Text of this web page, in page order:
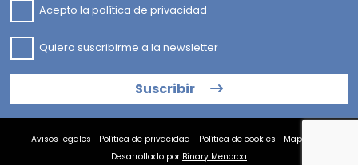
Acepto la política de privacidad
Quiero suscribirme a la newsletter
Suscribir
Avisos legales Política de privacidad Política de cookies
Mapa web
Desarrollado por Binary Menorca